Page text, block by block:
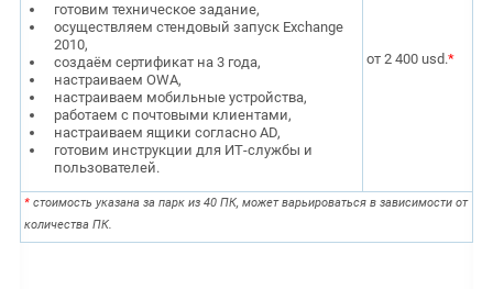
готовим техническое задание,
осуществляем стендовый запуск Exchange
2010,
создаём сертификат на 3 года,
настраиваем OWA,
настраиваем мобильные устройства,
работаем с почтовыми клиентами,
настраиваем ящики согласно AD,
готовим инструкции для ИТ-службы и
пользователей.
от 2 400 usd.*
*стоимость указана за парк из 40 ПК, может варьироваться в зависимости от
количества ПК.